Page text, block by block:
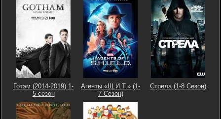
Готэм (2014-2019) 1-
5 сезон
Агенты «Щ.И.Т.» (1-
7 Сезон)
Стрела (1-8 Сезон)